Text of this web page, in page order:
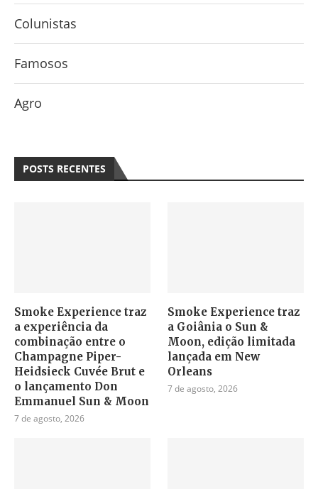
Colunistas
Famosos
Agro
POSTS RECENTES
Smoke Experience traz
a experiência da
combinação entre o
Champagne Piper-
Heidsieck Cuvée Brut e
o lançamento Don
Emmanuel Sun & Moon
7 de agosto, 2026
Smoke Experience traz
a Goiânia o Sun &
Moon, edição limitada
lançada em New
Orleans
7 de agosto, 2026